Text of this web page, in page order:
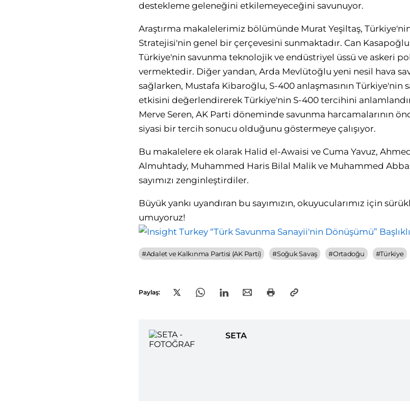
destekleme geleneğini etkilemeyeceğini savunuyor.
Araştırma makalelerimiz bölümünde Murat Yeşiltaş,
Stratejisi'nin genel bir çerçevesini sunmaktadır. Can
Türkiye'nin savunma teknolojik ve endüstriyel üssü ve askeri
vermektedir. Diğer yandan, Arda Mevlütoğlu yeni nesil hava
sağlarken, Mustafa Kibaroğlu, S-400 anlaşmasının Türkiye'nin
etkisini değerlendirerek Türkiye'nin S-400 tercihini
Merve Seren, AK Parti döneminde savunma harcamalarının
siyasi bir tercih sonucu olduğunu göstermeye çalışıyor.
Bu makalelere ek olarak Halid el-Awaisi ve Cuma Yavuz,
Almuhtady, Muhammed Haris Bilal Malik ve Muhammed
sayımızı zenginleştirdiler.
Büyük yankı uyandıran bu sayımızın, okuyucularımız için
umuyoruz!
#Adalet ve Kalkınma Partisi (AK Parti) #Soğuk Savaş #Ortadoğu #Türkiye
Paylaş:
SETA